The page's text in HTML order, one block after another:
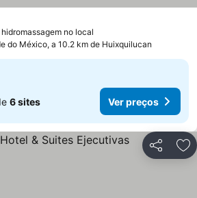
no local
do México, a 10.2 km de Huixquilucan
6 sites Ver preços
Partilhar